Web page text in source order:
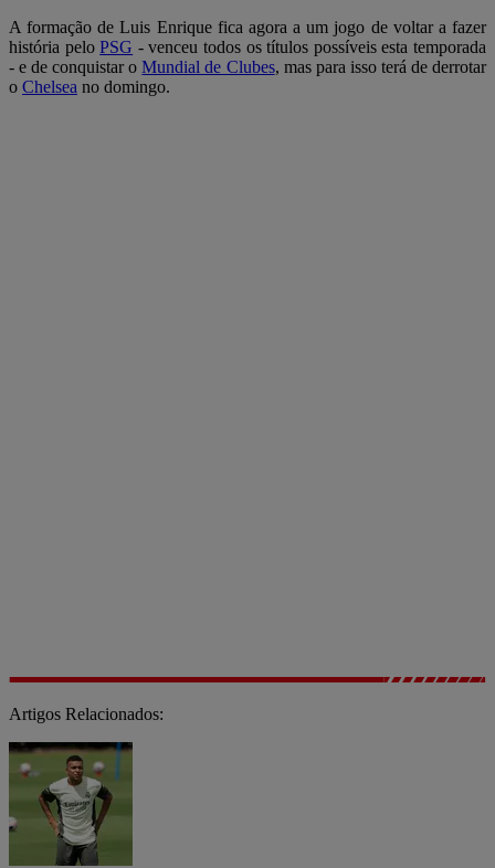
A formação de Luis Enrique fica agora a um jogo de voltar a fazer
história peloPSG - venceu todos os títulos possíveis esta temporada
- e de conquistar oMundial de Clubes, mas para isso terá de derrotar
o Chelsea no domingo.
Artigos Relacionados: